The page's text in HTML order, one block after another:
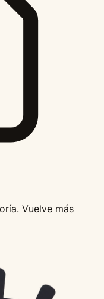
Vuelve más